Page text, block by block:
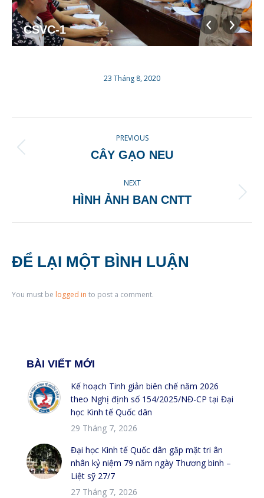
CSVC-1
23 Tháng 8, 2020
NAVIGATION
PREVIOUS
Previous
CÂY GẠO NEU
NEXT
Next
HÌNH ẢNH BAN CNTT
ĐỂ LẠI MỘT BÌNH LUẬN
You must be logged in to post a comment.
BÀI VIẾT MỚI
Kế hoạch Tinh giản biên chế năm 2026
theo Nghị định số 154/2025/NĐ-CP tại Đại
học Kinh tế Quốc dân
29 Tháng 7, 2026
Đại học Kinh tế Quốc dân gặp mặt tri ân
nhân kỷ niệm 79 năm ngày Thương binh –
Liệt sỹ 27/7
27 Tháng 7, 2026